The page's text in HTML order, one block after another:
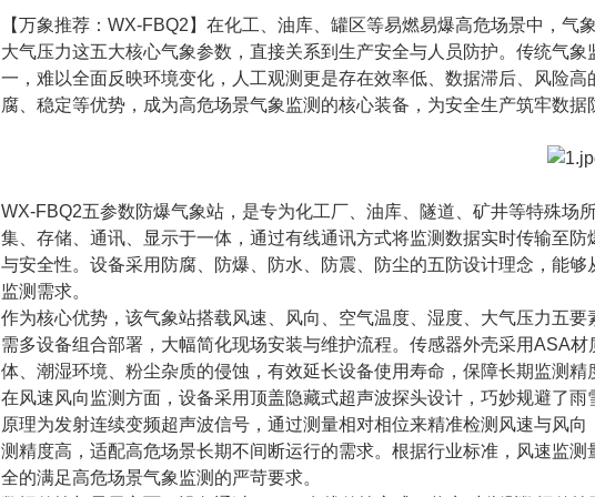
【万象推荐：WX-FBQ2】在化工、油库、罐区等易燃易爆高危场景中，
大气压力这五大核心气象参数，直接关系到生产安全与人员防护。传统气
一，难以全面反映环境变化，人工观测更是存在效率低、数据滞后、风险
腐、稳定等优势，成为高危场景气象监测的核心装备，为安全生产筑牢数据
WX-FBQ2五参数防爆气象站，是专为化工厂、油库、隧道、矿井等特殊
集、存储、通讯、显示于一体，通过有线通讯方式将监测数据实时传输至
与安全性。设备采用防腐、防爆、防水、防震、防尘的五防设计理念，能
监测需求。
作为核心优势，该气象站搭载风速、风向、空气温度、湿度、大气压力五
需多设备组合部署，大幅简化现场安装与维护流程。传感器外壳采用ASA
体、潮湿环境、粉尘杂质的侵蚀，有效延长设备使用寿命，保障长期监测精
在风速风向监测方面，设备采用顶盖隐藏式超声波探头设计，巧妙规避了
原理为发射连续变频超声波信号，通过测量相对相位来精准检测风速与风
测精度高，适配高危场景长期不间断运行的需求。根据行业标准，风速监
全的满足高危场景气象监测的严苛要求。